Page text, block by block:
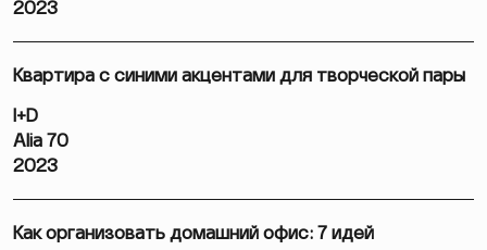
2023
Квартира с синими акцентами для творческой пары
I+D
Alia 70
2023
Как организовать домашний офис: 7 идей